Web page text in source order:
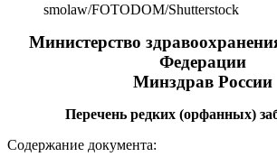
smolaw/FOTODOM/Shutterstoсk
Министерство
Федерации
Минздрав России
Перечень редких (орфанных)
Содержание документа: